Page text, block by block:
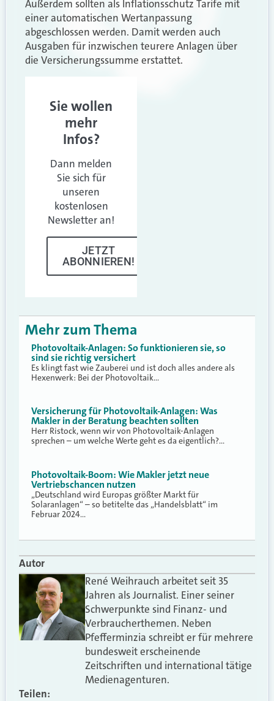
Außerdem sollten als Inflationsschutz Tarife mit
einer automatischen Wertanpassung
abgeschlossen werden. Damit werden auch
Ausgaben für inzwischen teurere Anlagen über
die Versicherungssumme erstattet.
Sie wollen
mehr
Infos?
Dann melden
Sie sich für
unseren
kostenlosen
Newsletter an!
JETZT
ABONNIEREN!
Mehr zum Thema
Photovoltaik-Anlagen: So funktionieren sie, so
sind sie richtig versichert
Es klingt fast wie Zauberei und ist doch alles andere als
Hexenwerk: Bei der Photovoltaik…
Versicherung für Photovoltaik-Anlagen: Was
Makler in der Beratung beachten sollten
Herr Ristock, wenn wir von Photovoltaik-Anlagen
sprechen – um welche Werte geht es da eigentlich?…
Photovoltaik-Boom: Wie Makler jetzt neue
Vertriebschancen nutzen
„Deutschland wird Europas größter Markt für
Solaranlagen“ – so betitelte das „Handelsblatt“ im
Februar 2024…
Autor
René Weihrauch arbeitet seit 35
Jahren als Journalist. Einer seiner
Schwerpunkte sind Finanz- und
Verbraucherthemen. Neben
Pfefferminzia schreibt er für mehrere
bundesweit erscheinende
Zeitschriften und international tätige
Medienagenturen.
Teilen: